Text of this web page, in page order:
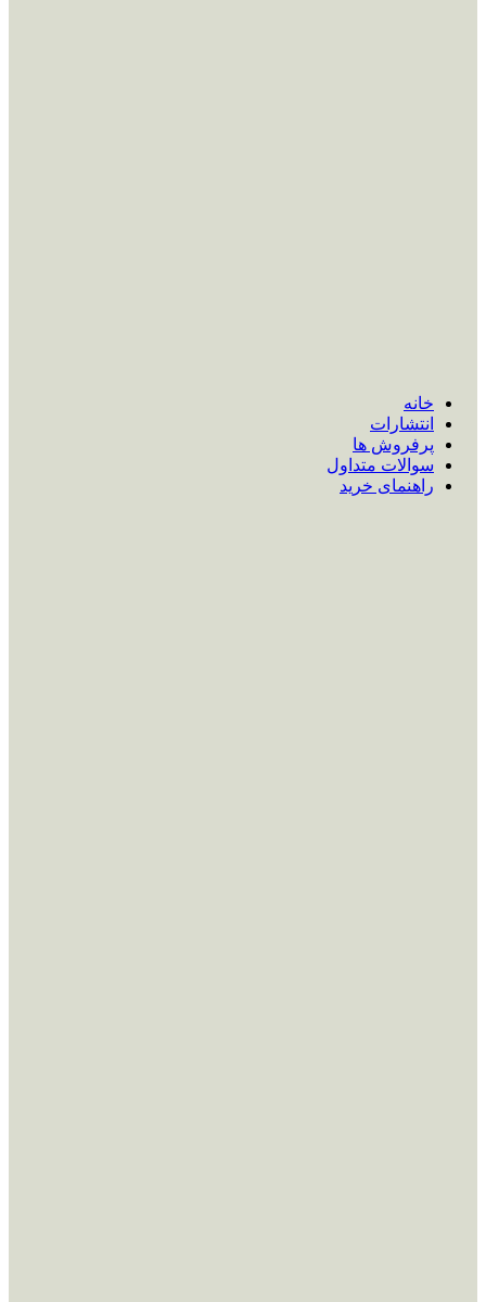
خانه
انتشارات
پرفروش ها
سوالات متداول
راهنمای خرید